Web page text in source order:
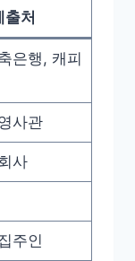
출처
은행, 캐피
사관
사
주인